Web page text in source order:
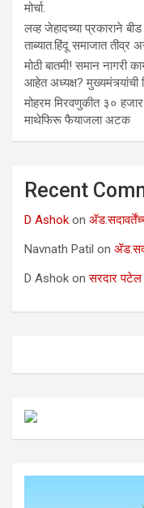
मोर्चा.
लव्ह जेहादच्या प्रकाराने
ताब्यात.हिंदू समाजात तीव्र
मोठी बातमी! समान नागरी
आहेत अध्यक्ष? मुख्यमंत्र्यांची
मोहरम मिरवणुकीत ३०
माथेफिरू फैयाजला अटक
Recent
D Ashok on
Navnath Patil on
D Ashok onसरदार पटेल